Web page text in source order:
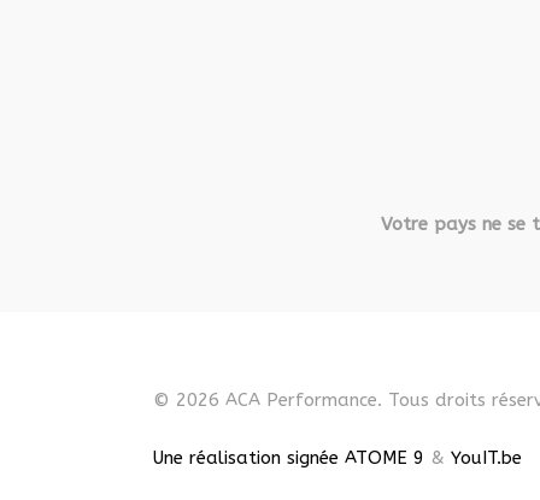
Votre pays ne se
© 2026 ACA Performance. Tous droits
Une réalisation signée ATOME 9 & YouIT.be